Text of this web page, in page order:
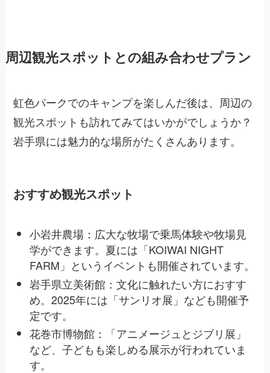
周辺観光スポットとの組み合わせプラン
虹色パークでのキャンプを楽しんだ後は、周辺の
観光スポットも訪れてみてはいかがでしょうか？
岩手県には魅力的な場所がたくさんあります。
おすすめ観光スポット
小岩井農場：広大な牧場で乗馬体験や牧場見
学ができます。夏には「KOIWAI NIGHT
FARM」というイベントも開催されています。
岩手県立美術館：文化に触れたい方におすす
め。2025年には「サンリオ展」なども開催予
定です。
花巻市博物館：「アニメージュとジブリ展」
など、子どもも楽しめる展示が行われていま
す。